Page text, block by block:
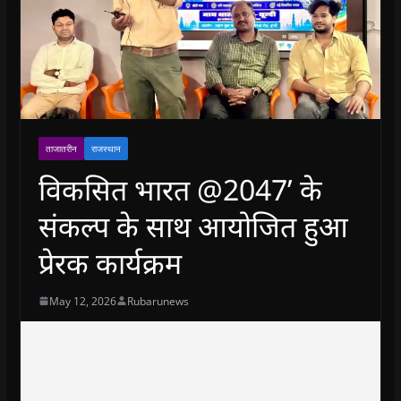
ताजातरीन राजस्थान
विकसित भारत @2047’ के
संकल्प के साथ आयोजित हुआ
प्रेरक कार्यक्रम
May 12, 2026 Rubarunews